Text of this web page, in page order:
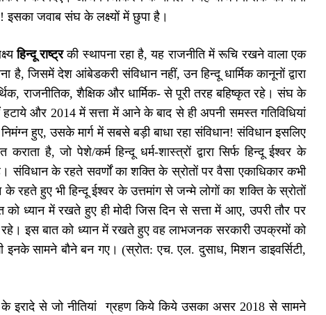
इसका जवाब संघ के लक्ष्यों में छुपा है।
हिन्दू राष्ट्रकी स्थापना रहा है, यह राजनीति में रूचि रखने वाला एक
है, जिसमें देश आंबेडकरी संविधान नहीं, उन हिन्दू धार्मिक कानूनों द्वारा
राजनीतिक, शैक्षिक और धार्मिक- से पूरी तरह बहिष्कृत रहे। संघ के
और 2014 में सत्ता में आने के बाद से ही अपनी समस्त गतिविधियां
हुए, उसके मार्ग में सबसे बड़ी बाधा रहा संविधान! संविधान इसलिए
है, जो पेशे/कर्म हिन्दू धर्म-शास्त्रों द्वारा सिर्फ हिन्दू ईश्वर के
संविधान के रहते सवर्णों का शक्ति के स्रोतों पर वैसा एकाधिकार कभी
के रहते हुए भी हिन्दू ईश्वर के उत्तमांग से जन्मे लोगों का शक्ति के स्रोतों
को ध्यान में रखते हुए ही मोदी जिस दिन से सत्ता में आए, उपरी तौर पर
इस बात को ध्यान में रखते हुए वह लाभजनक सरकारी उपक्रमों को
सामने बौने बन गए। (स्रोत: एच. एल. दुसाध, मिशन डाइवर्सिटी,
के इरादे से जो नीतियां ग्रहण किये किये उसका असर 2018 से सामने